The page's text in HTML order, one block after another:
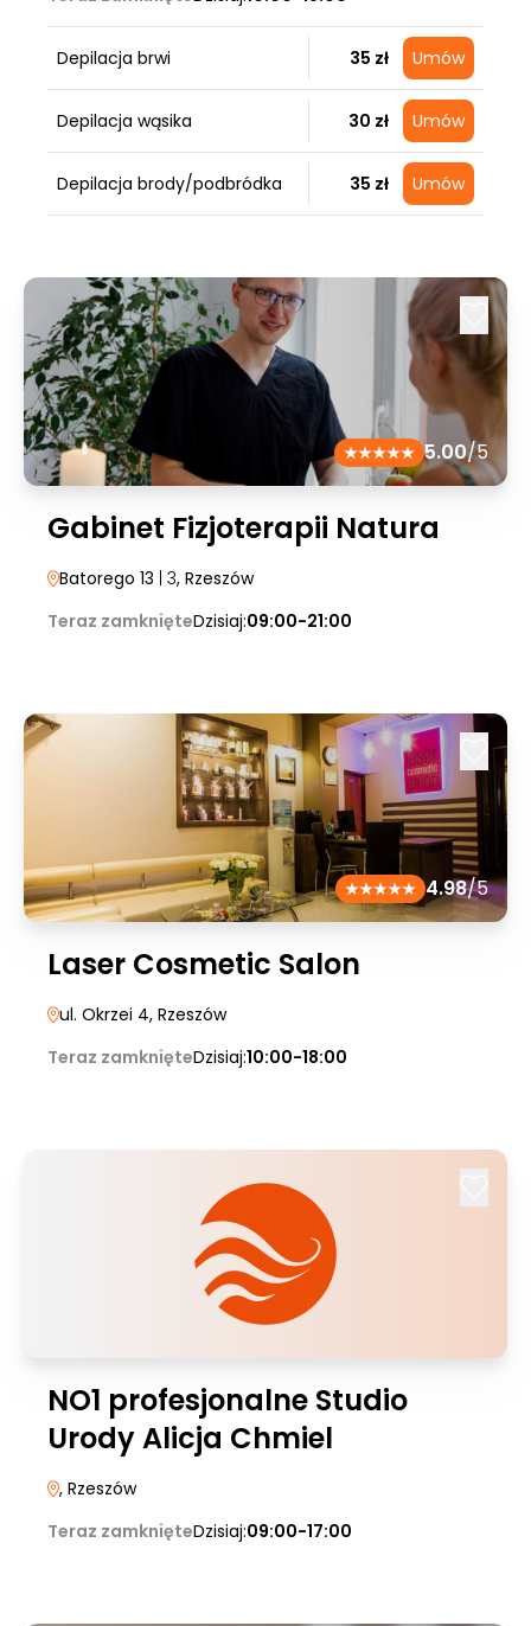
Depilacja brwi 35 zł Umów
Depilacja wąsika 30 zł Umów
Depilacja brody/podbródka 35 zł Umów
5.00/5
Gabinet Fizjoterapii Natura
Batorego 13 | 3, Rzeszów
Teraz zamknięteDzisiaj:09:00-21:00
4.98/5
Laser Cosmetic Salon
ul. Okrzei 4, Rzeszów
Teraz zamknięteDzisiaj:10:00-18:00
NO1 profesjonalne Studio
Urody Alicja Chmiel
, Rzeszów
Teraz zamknięteDzisiaj:09:00-17:00